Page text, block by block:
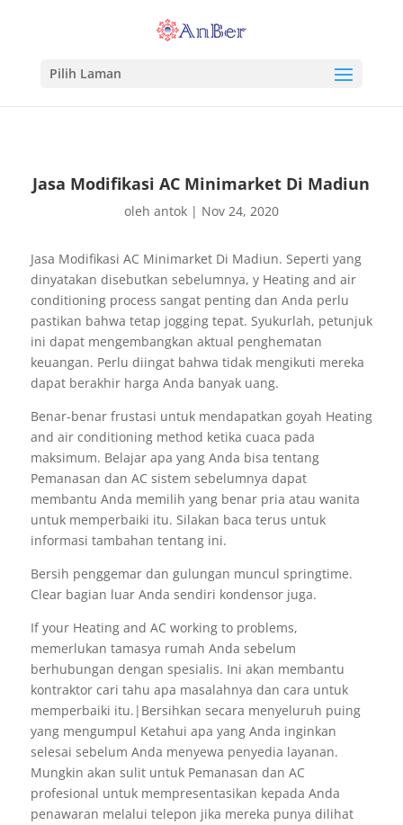
Pilih Laman
Jasa Modifikasi AC Minimarket Di Madiun
oleh antok| Nov 24, 2020
Jasa Modifikasi AC Minimarket Di Madiun. Seperti yang
dinyatakan disebutkan sebelumnya, y Heating and air
conditioning process sangat penting dan Anda perlu
pastikan bahwa tetap jogging tepat. Syukurlah, petunjuk
ini dapat mengembangkan aktual penghematan
keuangan. Perlu diingat bahwa tidak mengikuti mereka
dapat berakhir harga Anda banyak uang.
Benar-benar frustasi untuk mendapatkan goyah Heating
and air conditioning method ketika cuaca pada
maksimum. Belajar apa yang Anda bisa tentang
Pemanasan dan AC sistem sebelumnya dapat
membantu Anda memilih yang benar pria atau wanita
untuk memperbaiki itu. Silakan baca terus untuk
informasi tambahan tentang ini.
Bersih penggemar dan gulungan muncul springtime.
Clear bagian luar Anda sendiri kondensor juga.
If your Heating and AC working to problems,
memerlukan tamasya rumah Anda sebelum
berhubungan dengan spesialis. Ini akan membantu
kontraktor cari tahu apa masalahnya dan cara untuk
memperbaiki itu.|Bersihkan secara menyeluruh puing
yang mengumpul Ketahui apa yang Anda inginkan
selesai sebelum Anda menyewa penyedia layanan.
Mungkin akan sulit untuk Pemanasan dan AC
profesional untuk mempresentasikan kepada Anda
penawaran melalui telepon jika mereka punya dilihat